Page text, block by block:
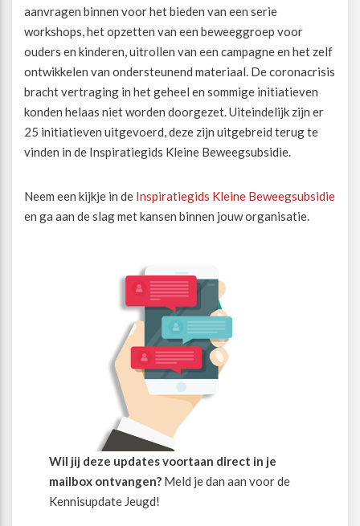
aanvragen binnen voor het bieden van een serie
workshops, het opzetten van een beweeggroep voor
ouders en kinderen, uitrollen van een campagne en het zelf
ontwikkelen van ondersteunend materiaal. De coronacrisis
bracht vertraging in het geheel en sommige initiatieven
konden helaas niet worden doorgezet. Uiteindelijk zijn er
25 initiatieven uitgevoerd, deze zijn uitgebreid terug te
vinden in de Inspiratiegids Kleine Beweegsubsidie.
Neem een kijkje in de Inspiratiegids Kleine Beweegsubsidie
en ga aan de slag met kansen binnen jouw organisatie.
Wil jij deze updates voortaan direct in je
mailbox ontvangen? Meld je dan aan voor de
Kennisupdate Jeugd!